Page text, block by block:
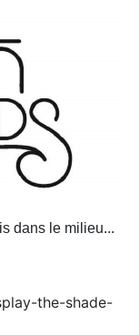
dans le milieu...
the-shade-